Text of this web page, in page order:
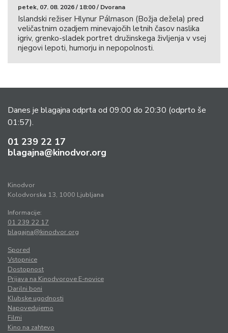
petek, 07. 08. 2026 / 18:00 / Dvorana
Islandski režiser Hlynur Pálmason (Božja dežela) pred
veličastnim ozadjem minevajočih letnih časov naslika
igriv, grenko-sladek portret družinskega življenja v vsej
njegovi lepoti, humorju in nepopolnosti.
Danes je blagajna odprta od 09:00 do 20:30 (odprto še
01:57).
01 239 22 17
blagajna@kinodvor.org
Kinodvor
Kolodvorska 13, 1000 Ljubljana
Informacije:
01 239 22 17
blagajna@kinodvor.org
Spored
Vstopnice
Dostopnost
Prijava na Kinodvorove E-novice
Darilni boni
Klubske ugodnosti
Napovedujemo
Filmi
Kino na zahtevo